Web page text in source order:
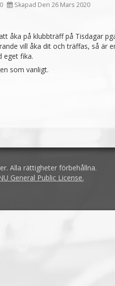
Skapad Den 26 Mars 2020
åka på klubbträff på Tisdagar
vill åka dit och träffas, så är
eget fika.
som vanligt.
Alla rättigheter förbehållna.
General Public License.